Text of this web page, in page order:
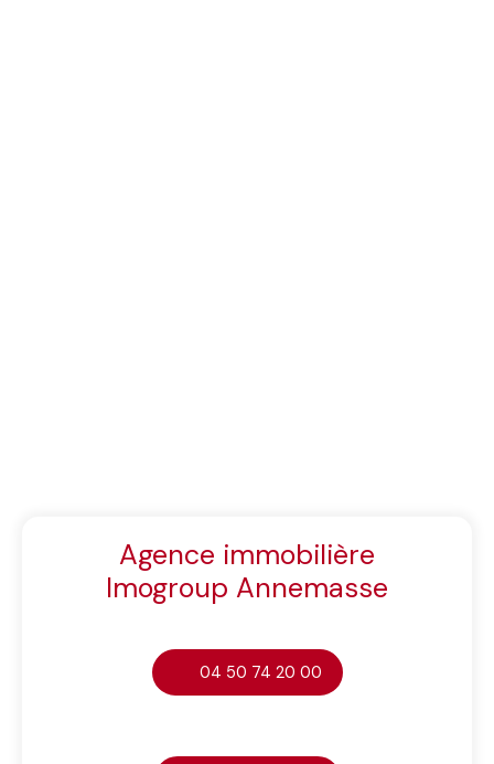
Agence immobilière
Imogroup Annemasse
04 50 74 20 00